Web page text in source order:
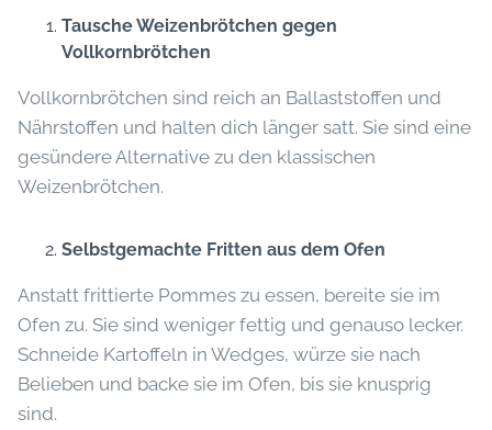
Tausche Weizenbrötchen gegen
Vollkornbrötchen
Vollkornbrötchen sind reich an Ballaststoffen und
Nährstoffen und halten dich länger satt. Sie sind eine
gesündere Alternative zu den klassischen
Weizenbrötchen.
Selbstgemachte Fritten aus dem Ofen
Anstatt frittierte Pommes zu essen, bereite sie im
Ofen zu. Sie sind weniger fettig und genauso lecker.
Schneide Kartoffeln in Wedges, würze sie nach
Belieben und backe sie im Ofen, bis sie knusprig
sind.